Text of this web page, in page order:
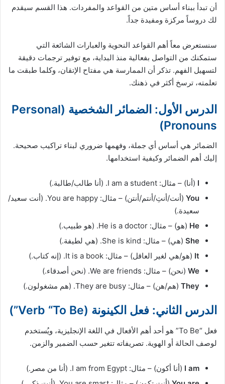
أن تبدأ ببناء أساس متين من القواعد والمفردات. هذا القسم سيقدم
لك دروساً مركزة ومفيدة جداً.
سنستعرض معاً أهم القواعد النحوية والعبارات الشائعة التي
ستمكنك من التواصل بفعالية منذ البداية، مع توفير ترجمات دقيقة
لتسهيل الفهم. تذكر أن الممارسة هي مفتاح الإتقان، وكلما طبقت ما
تعلمته، ترسخ أكثر في ذهنك.
الدرس الأول: الضمائر الشخصية (Personal
Pronouns)
الضمائر هي أساس أي جملة، وفهمها ضروري لبناء تراكيب صحيحة.
إليك أهم الضمائر وكيفية استخدامها.
I (أنا) – مثال: I am a student. (أنا طالب/طالبة.)
You
(أنت/أنتِ/أنتم/أنتن) – مثال: You are happy. (أنت سعيد/
سعيدة.)
He (هو) – مثال: He is a doctor. (هو طبيب.)
She (هي) – مثال: She is kind. (هي لطيفة.)
It (هو/هي لغير العاقل) – مثال: It is a book. (إنه كتاب.)
We (نحن) – مثال: We are friends. (نحن أصدقاء.)
They (هم/هن) – مثال: They are busy. (هم مشغولون.)
الدرس الثاني: فعل الكينونة (Verb “To Be”)
فعل “To Be” هو أحد أهم الأفعال في اللغة الإنجليزية، ويُستخدم
لوصف الحالة أو الهوية. تصريفاته تتغير حسب الضمير والزمن.
I am (أنا أكون) – مثال: I am from Egypt. (أنا من مصر.)